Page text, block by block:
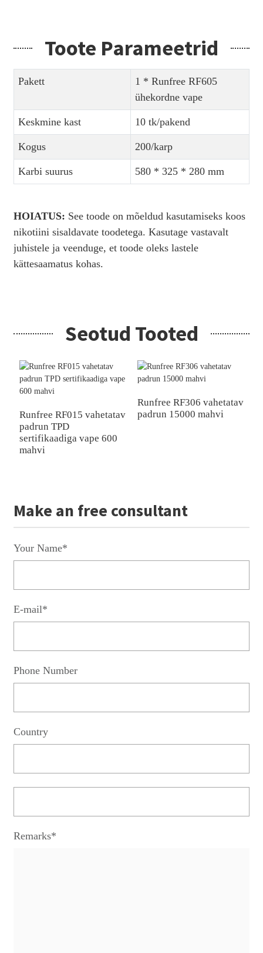
Toote Parameetrid
Pakett
1 * Runfree RF605
ühekordne vape
Keskmine kast 10 tk/pakend
Kogus 200/karp
Karbi suurus 580 * 325 * 280 mm
HOIATUS: See toode on mõeldud kasutamiseks koos
nikotiini sisaldavate toodetega. Kasutage vastavalt
juhistele ja veenduge, et toode oleks lastele
kättesaamatus kohas.
Seotud Tooted
Runfree RF015 vahetatav
padrun TPD
sertifikaadiga vape 600
mahvi
Runfree RF306 vahetatav
padrun 15000 mahvi
Make an free consultant
Your Name*
E-mail*
Phone Number
Country
Remarks*